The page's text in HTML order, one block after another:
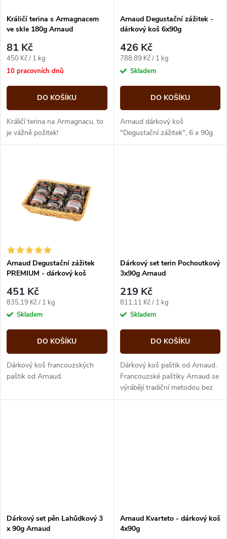
p
r
o
d
u
k
s
p
r
o
d
u
Králičí terina s Armagnacem
ve skle 180g Arnaud
81 Kč
Měrná
cena:
450 Kč / 1 kg
10 pracovních dnů
DO KOŠÍKU
Králičí terina na Armagnacu, to
je vážně požitek!
Arnaud Degustační zážitek -
dárkový koš 6x90g
426 Kč
Měrná
cena:
788,89 Kč / 1 kg
Skladem
DO KOŠÍKU
Arnaud dárkový koš
"Degustační zážitek", 6 x 90g
Arnaud Degustační zážitek
PREMIUM - dárkový koš
451 Kč
Měrná
cena:
835,19 Kč / 1 kg
Skladem
DO KOŠÍKU
Dárkový koš francouzských
paštik od Arnaud.
Dárkový set terin Pochoutkový
3x90g Arnaud
219 Kč
Měrná
cena:
811,11 Kč / 1 kg
Skladem
DO KOŠÍKU
Dárkový koš paštik od Arnaud.
Francouzské paštiky Arnaud se
výrábějí tradiční metodou bez
přídavku barviv, konzervantů a
Dárkový set pěn Lahůdkový 3
x 90g Arnaud
Arnaud Kvarteto - dárkový koš
4x90g